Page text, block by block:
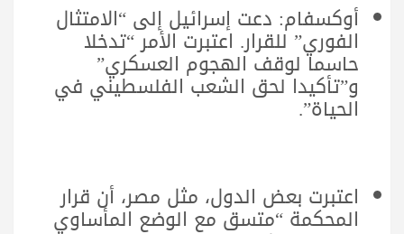
أوكسفام: دعت إسرائيل إلى “الامتثال
الفوري” للقرار. اعتبرت الأمر “تدخلا
حاسما لوقف الهجوم العسكري”
و”تأكيدا لحق الشعب الفلسطيني في
الحياة”.
اعتبرت بعض الدول، مثل مصر، أن قرار
المحكمة “متسق مع الوضع المأساوي